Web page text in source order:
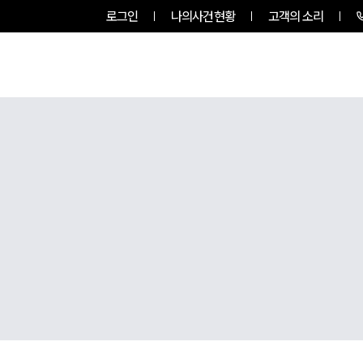
로그인 나의사건현황 고객의 소리